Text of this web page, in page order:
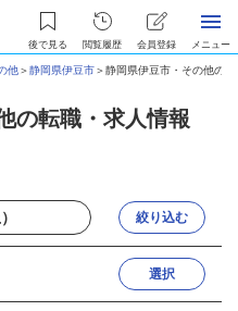
後で見る 閲覧履歴 会員登録 メニュー
他＞静岡県伊豆市＞静岡県伊豆市・その他の
の転職・求人情報
絞り込む
選択